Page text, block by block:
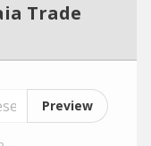
Trade
Preview